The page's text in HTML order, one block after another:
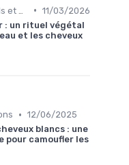
• 11/03/2026
: un rituel végétal
et les cheveux
• 12/06/2025
blancs : une
pour camoufler les